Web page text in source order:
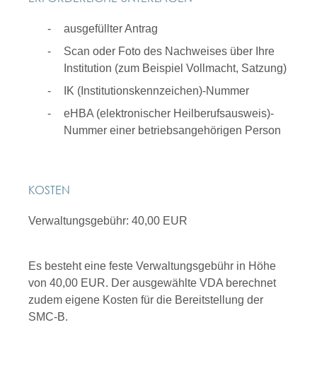
ausgefüllter Antrag
Scan oder Foto des Nachweises über Ihre
Institution (zum Beispiel Vollmacht, Satzung)
IK (Institutionskennzeichen)-Nummer
eHBA (elektronischer Heilberufsausweis)-
Nummer einer betriebsangehörigen Person
KOSTEN
Verwaltungsgebühr: 40,00 EUR
Es besteht eine feste Verwaltungsgebühr in Höhe
von 40,00 EUR. Der ausgewählte VDA berechnet
zudem eigene Kosten für die Bereitstellung der
SMC-B.